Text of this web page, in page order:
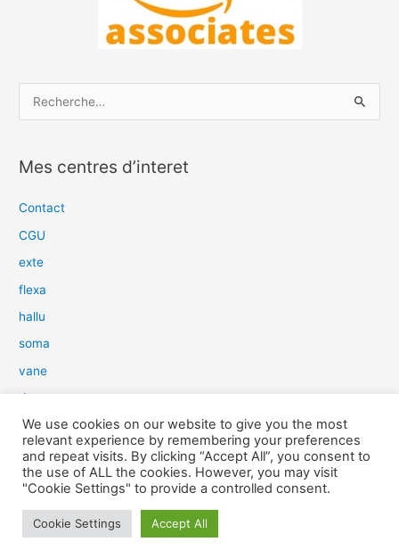
h
e
e
r
:
Mes centres d’interet
Contact
CGU
exte
flexa
hallu
soma
vane
dow
slim
aure
light
We use cookies on our website to give you the most
relevant experience by remembering your preferences
and repeat visits. By clicking “Accept All”, you consent to
the use of ALL the cookies. However, you may visit
"Cookie Settings" to provide a controlled consent.
Cookie Settings Accept All